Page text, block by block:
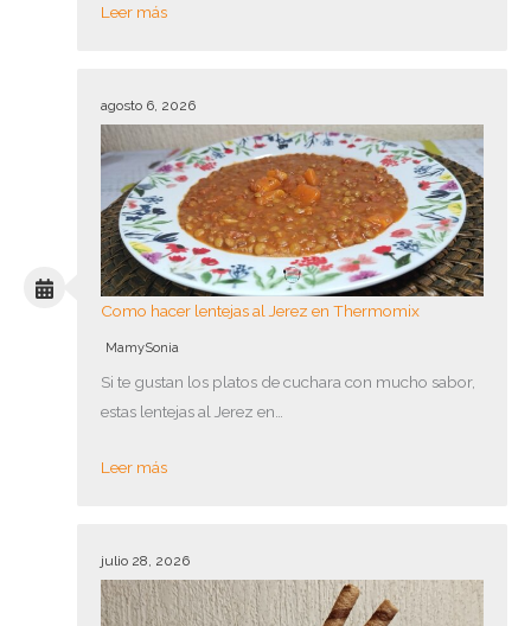
Leer más
agosto 6, 2026
Como hacer lentejas al Jerez en Thermomix
MamySonia
Si te gustan los platos de cuchara con mucho sabor,
estas lentejas al Jerez en…
Leer más
julio 28, 2026